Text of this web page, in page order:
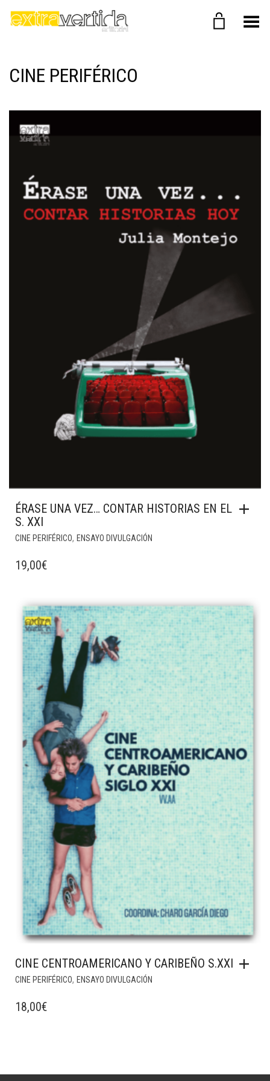
Menú
CINE PERIFÉRICO
ÉRASE UNA VEZ… CONTAR HISTORIAS EN EL
S. XXI
CINE PERIFÉRICO, ENSAYO DIVULGACIÓN
19,00€
CINE CENTROAMERICANO Y CARIBEÑO S.XXI
CINE PERIFÉRICO, ENSAYO DIVULGACIÓN
18,00€